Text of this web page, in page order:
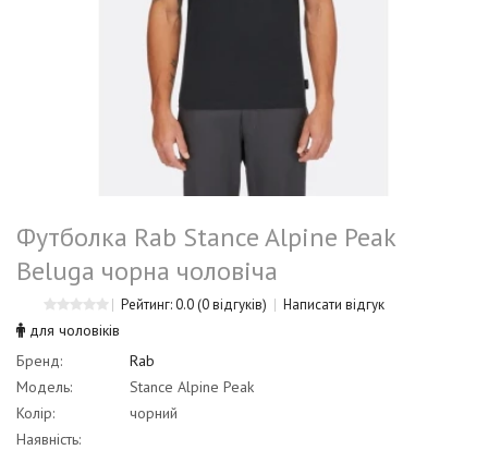
Футболка Rab Stance Alpine Peak
Beluga чорна чоловіча
Рейтинг: 0.0(0 відгуків) Написати відгук
для чоловіків
Бренд:
Rab
Модель:
Stance Alpine Peak
Колір:
чорний
Наявність: